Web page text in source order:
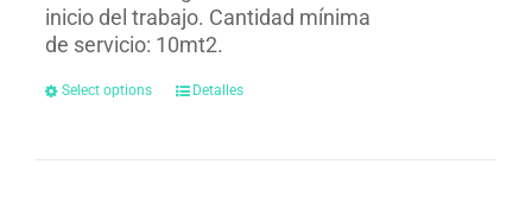
inicio del trabajo. Cantidad mínima
de servicio: 10mt2.
Select options Detalles